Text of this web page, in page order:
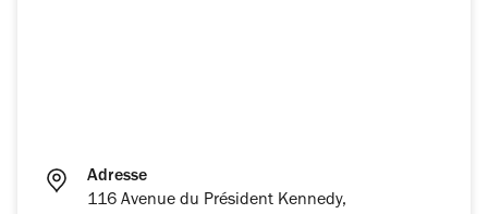
Adresse
116 Avenue du Président Kennedy,